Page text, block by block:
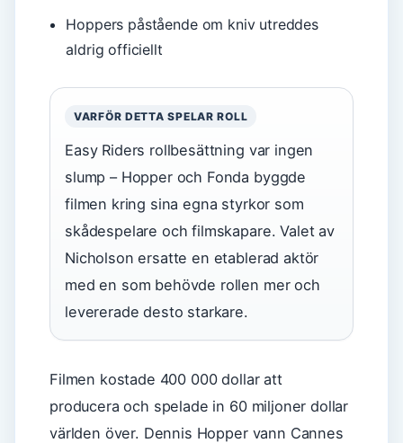
Hoppers påstående om kniv utreddes
aldrig officiellt
VARFÖR DETTA SPELAR ROLL
Easy Riders rollbesättning var ingen
slump – Hopper och Fonda byggde
filmen kring sina egna styrkor som
skådespelare och filmskapare. Valet av
Nicholson ersatte en etablerad aktör
med en som behövde rollen mer och
levererade desto starkare.
Filmen kostade 400 000 dollar att
producera och spelade in 60 miljoner dollar
världen över. Dennis Hopper vann Cannes